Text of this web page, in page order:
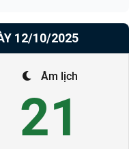
12/10/2025
Âm lịch
21